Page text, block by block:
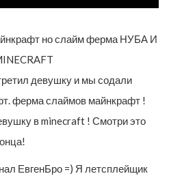
но слайм ферма НУБА И
девушку и мы содали
ферма слаймов майнкрафт !
в minecraft ! Смотри это
ЕвгенБро =) Я летсплейщик